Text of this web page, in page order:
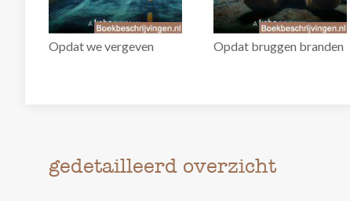
Opdat we vergeven Opdat bruggen branden
gedetailleerd overzicht